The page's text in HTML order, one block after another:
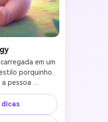
em um
porquinho.
a pessoa
um porquinho
orelhas gentis,
mas gentil e
dicas